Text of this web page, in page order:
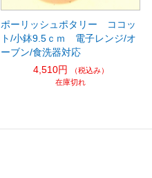
ポーリッシュポタリー ココッ
ト/小鉢9.5ｃｍ 電子レンジ/オ
ーブン/食洗器対応
4,510円
（税込み）
在庫切れ